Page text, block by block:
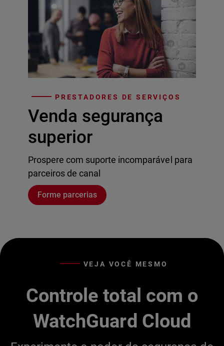
PRESTADORES DE SERVIÇOS
Venda segurança
superior
Prospere com suporte incomparável para
parceiros de canal
Forme parcerias
VEJA VOCÊ MESMO
Controle total com o
WatchGuard Cloud